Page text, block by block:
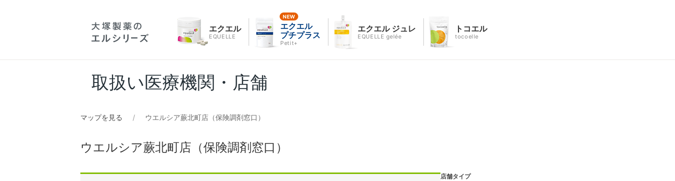
エクエル
EQUELLE
エクエル
プチプラス
Petit+
エクエル ジュレ
EQUELLE gelée
トコエル
tocoelle
取扱い医療機関・店舗
マップを見る ウエルシア蕨北町店（保険調剤窓口）
ウエルシア蕨北町店（保険調剤窓口）
店舗タイプ